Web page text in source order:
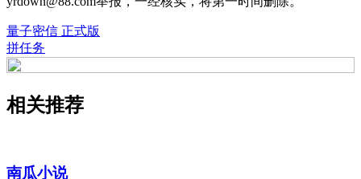
量子密信 正式版
拼任务
相关推荐
南瓜小说